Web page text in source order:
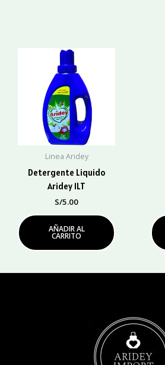
Linea Aridey
Detergente Liquido
Aridey 1LT
S/5.00
AÑADIR AL
CARRITO